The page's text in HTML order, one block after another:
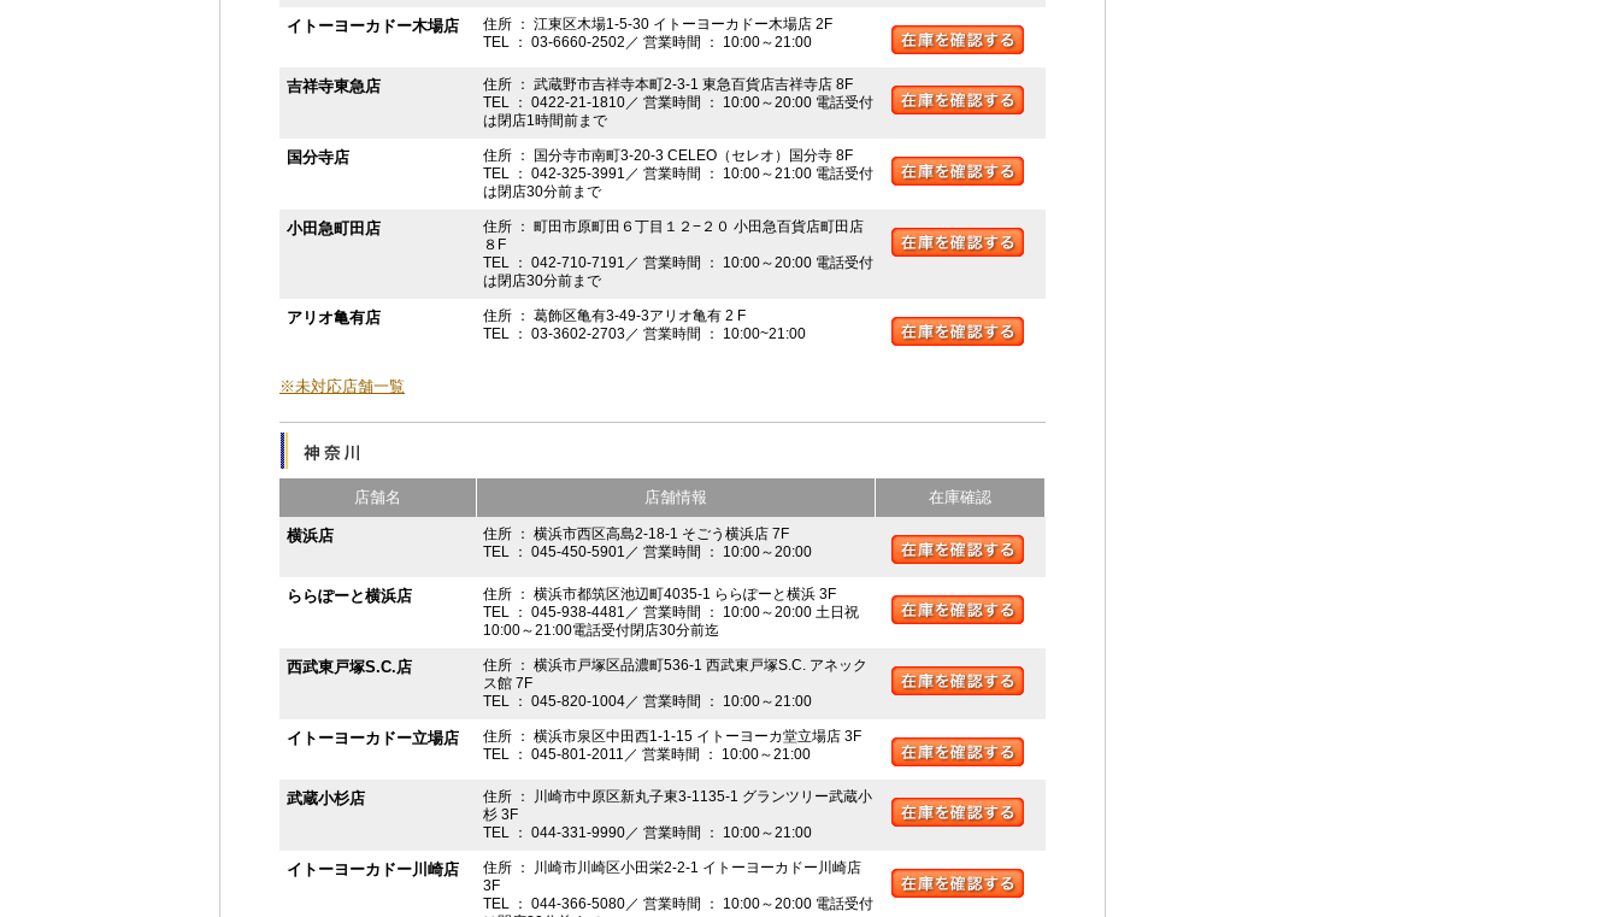
イトーヨーカドー木場店
住所 ： 江東区木場1-5-30 イトーヨーカドー木場店 2F
TEL ： 03-6660-2502／ 営業時間 ： 10:00～21:00
吉祥寺東急店
住所 ： 武蔵野市吉祥寺本町2-3-1 東急百貨店吉祥寺店 8F
TEL ： 0422-21-1810／ 営業時間 ： 10:00～20:00 電話受付
は閉店1時間前まで
国分寺店
住所 ： 国分寺市南町3-20-3 CELEO（セレオ）国分寺 8F
TEL ： 042-325-3991／ 営業時間 ： 10:00～21:00 電話受付
は閉店30分前まで
小田急町田店
住所 ： 町田市原町田６丁目１２−２０ 小田急百貨店町田店
８F
TEL ： 042-710-7191／ 営業時間 ： 10:00～20:00 電話受付
は閉店30分前まで
アリオ亀有店
住所 ： 葛飾区亀有3-49-3アリオ亀有 2 F
TEL ： 03-3602-2703／ 営業時間 ： 10:00~21:00
※未対応店舗一覧
店舗名 店舗情報 在庫確認
横浜店
住所 ： 横浜市西区高島2-18-1 そごう横浜店 7F
TEL ： 045-450-5901／ 営業時間 ： 10:00～20:00
ららぽーと横浜店
住所 ： 横浜市都筑区池辺町4035-1 ららぽーと横浜 3F
TEL ： 045-938-4481／ 営業時間 ： 10:00～20:00 土日祝
10:00～21:00電話受付閉店30分前迄
西武東戸塚S.C.店
住所 ： 横浜市戸塚区品濃町536-1 西武東戸塚S.C. アネック
ス館 7F
TEL ： 045-820-1004／ 営業時間 ： 10:00～21:00
イトーヨーカドー立場店
住所 ： 横浜市泉区中田西1-1-15 イトーヨーカ堂立場店 3F
TEL ： 045-801-2011／ 営業時間 ： 10:00～21:00
武蔵小杉店
住所 ： 川崎市中原区新丸子東3-1135-1 グランツリー武蔵小
杉 3F
TEL ： 044-331-9990／ 営業時間 ： 10:00～21:00
イトーヨーカドー川崎店
住所 ： 川崎市川崎区小田栄2-2-1 イトーヨーカドー川崎店
3F
TEL ： 044-366-5080／ 営業時間 ： 10:00～20:00 電話受付